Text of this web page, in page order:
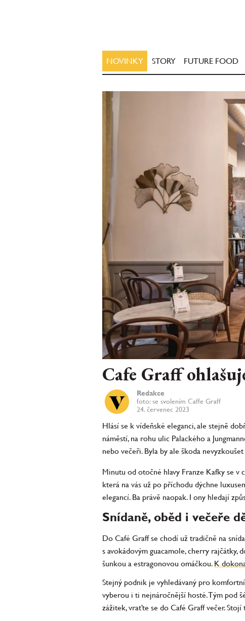
NOVINKY STORY FUTURE FOOD
Cafe Graff
Redakce
foto: se svolením Caffe Graff
24. červenec 2023
Hlásí se k vídeňské eleganci, ale stejně
náměstí, na rohu ulic Palackého a
nebo večeři. Byla by ale škoda
Minutu od otočné hlavy Franze Kafky se v
která na vás už po příchodu dýchne
elegancí. Ba právě naopak. I ony hledají
Snídaně, oběd i večeře
Do Café Graff se chodí už tradičně na
s avokádovým guacamole, cherry rajčátky,
šunkou a estragonovou omáčkou. K
Stejný podnik je vyhledávaný pro
vyberou i ti nejnáročnější hosté. Tým pod
zážitek, vraťte se do Café Graff večer.